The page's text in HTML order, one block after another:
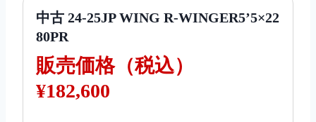
中古 24-25JP WING R-WINGER5’5×22
80PR
販売価格（税込）
¥182,600